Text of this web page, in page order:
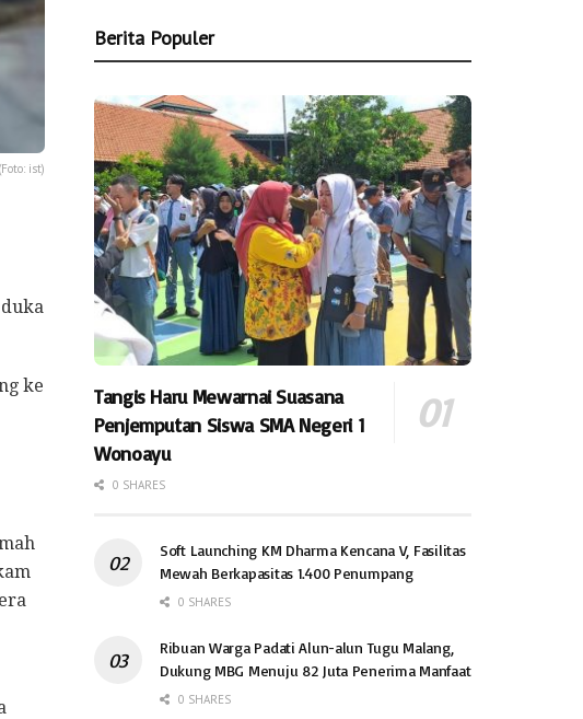
ist)
ke
Berita Populer
Tangis Haru Mewarnai Suasana
Penjemputan Siswa SMA Negeri 1
Wonoayu
0 SHARES
Soft Launching KM Dharma Kencana V, Fasilitas
Mewah Berkapasitas 1.400 Penumpang
0 SHARES
Ribuan Warga Padati Alun-alun Tugu Malang,
Dukung MBG Menuju 82 Juta Penerima Manfaat
0 SHARES